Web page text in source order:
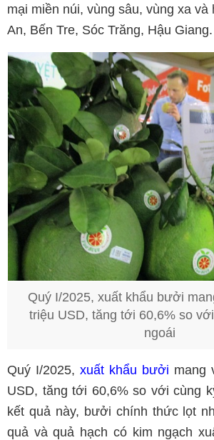
mại miền núi, vùng sâu, vùng xa và
An, Bến Tre, Sóc Trăng, Hậu Giang.
Quý I/2025, xuất khẩu bưởi
triệu USD, tăng tới 60,6% so
ngoái
Quý I/2025, xuất khẩu bưởi mang
USD, tăng tới 60,6% so với cùng
kết quả này, bưởi chính thức lọt
quả và quả hạch có kim ngạch